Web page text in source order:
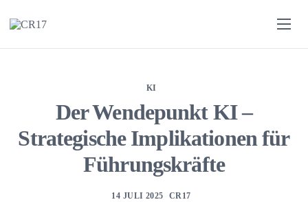
Enterprise AI Engineering
Ressourcen
KI
Der Wendepunkt KI –
Strategische Implikationen für
Führungskräfte
14 JULI 2025 CR17